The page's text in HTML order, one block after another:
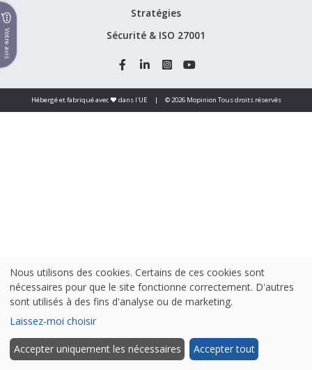
Stratégies
Sécurité & ISO 27001
Hébergé et fabriqué avec ❤️ dans l'UE | © 2026 Mopinion Tous droits réservés
Nous utilisons des cookies. Certains de ces cookies sont
nécessaires pour que le site fonctionne correctement. D'autres
sont utilisés à des fins d'analyse ou de marketing.
Laissez-moi choisir
Accepter uniquement les nécessaires Accepter tout
Votre avis